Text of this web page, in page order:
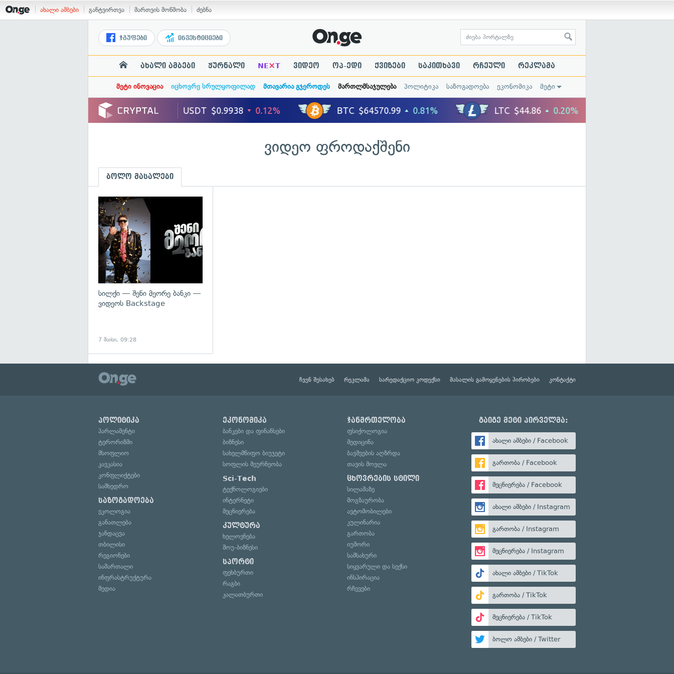
ახალი ამბები განტვირთვა მართვის მოწმობა ძებნა
ჯგუფები ინვესტიციები
ახალი ამბები ჟურნალი NE×T ვიდეო ოპ-ედი ქვიზები საკითხავი რჩეული რეკლამა
მეტი ინოვაცია იცხოვრე სრულყოფილად მთავარია გჯეროდეს მართლმსაჯულება პოლიტიკა საზოგადოება ეკონომიკა მეტი
ვიდეო ფროდაქშენი
ბოლო მასალები
სილქი — შენი მეორე ბანკი —
ვიდეოს Backstage
7 მაისი, 09:28
ჩვენ შესახებ რეკლამა სარედაქციო კოდექსი მასალის გამოყენების პირობები კონტაქტი
პოლიტიკა
პარლამენტი
ტერორიზმი
მსოფლიო
კავკასია
კონფლიქტები
სამხედრო
საზოგადოება
ეკოლოგია
განათლება
ჯანდაცვა
თბილისი
რეგიონები
სამართალი
ინფრასტრუქტურა
მედია
ეკონომიკა
ბანკები და ფინანსები
ბიზნესი
სახელმწიფო ბიუჯეტი
სოფლის მეურნეობა
Sci-Tech
ტექნოლოგიები
ინტერნეტი
მეცნიერება
კულტურა
ხელოვნება
შოუ-ბიზნესი
სპორტი
ფეხბურთი
რაგბი
კალათბურთი
ჯანმრთელობა
ფსიქოლოგია
მედიცინა
ბავშვების აღზრდა
თავის მოვლა
ცხოვრების სტილი
სილამაზე
მოგზაურობა
ავტომობილები
კულინარია
გართობა
იუმორი
სამსახური
სიყვარული და სექსი
ინსპირაცია
რჩევები
გაიგე მეტი პირველმა:
ახალი ამბები / Facebook
გართობა / Facebook
მეცნიერება / Facebook
ახალი ამბები / Instagram
გართობა / Instagram
მეცნიერება / Instagram
ახალი ამბები / TikTok
გართობა / TikTok
მეცნიერება / TikTok
ბოლო ამბები / Twitter